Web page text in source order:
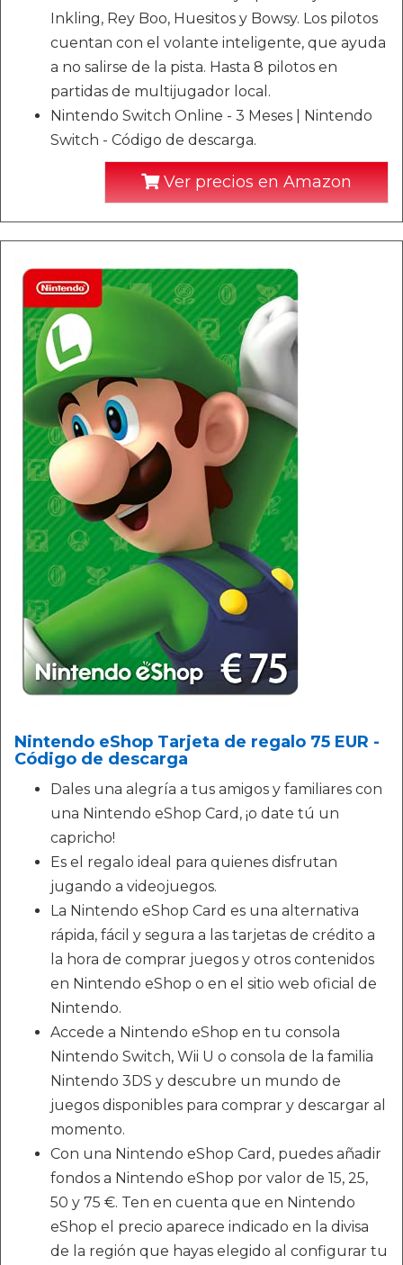
Inkling, Rey Boo, Huesitos y Bowsy. Los pilotos
cuentan con el volante inteligente, que ayuda
a no salirse de la pista. Hasta 8 pilotos en
partidas de multijugador local.
Nintendo Switch Online - 3 Meses | Nintendo
Switch - Código de descarga.
Ver precios en Amazon
Nintendo eShop Tarjeta de regalo 75 EUR -
Código de descarga
Dales una alegría a tus amigos y familiares con
una Nintendo eShop Card, ¡o date tú un
capricho!
Es el regalo ideal para quienes disfrutan
jugando a videojuegos.
La Nintendo eShop Card es una alternativa
rápida, fácil y segura a las tarjetas de crédito a
la hora de comprar juegos y otros contenidos
en Nintendo eShop o en el sitio web oficial de
Nintendo.
Accede a Nintendo eShop en tu consola
Nintendo Switch, Wii U o consola de la familia
Nintendo 3DS y descubre un mundo de
juegos disponibles para comprar y descargar al
momento.
Con una Nintendo eShop Card, puedes añadir
fondos a Nintendo eShop por valor de 15, 25,
50 y 75 €. Ten en cuenta que en Nintendo
eShop el precio aparece indicado en la divisa
de la región que hayas elegido al configurar tu